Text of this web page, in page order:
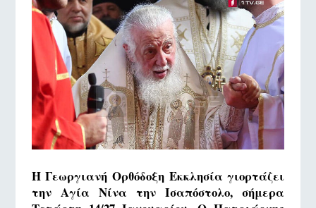
Η Γεωργιανή Ορθόδοξη Εκκλησία γιορτάζει
την Αγία Νίνα την Ισαπόστολο, σήμερα